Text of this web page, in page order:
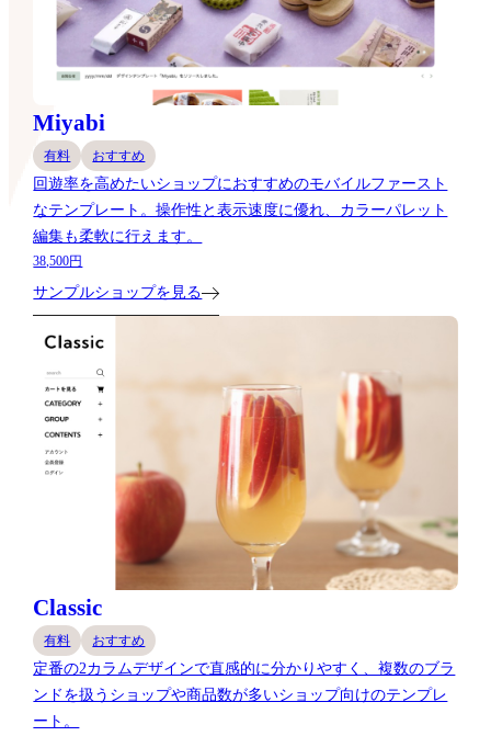
Miyabi
有料 おすすめ
回遊率を高めたいショップにおすすめのモバイルファースト
なテンプレート。操作性と表示速度に優れ、カラーパレット
編集も柔軟に行えます。
38,500円
サンプルショップを見る
Classic
有料 おすすめ
定番の2カラムデザインで直感的に分かりやすく、複数のブラ
ンドを扱うショップや商品数が多いショップ向けのテンプレ
ート。